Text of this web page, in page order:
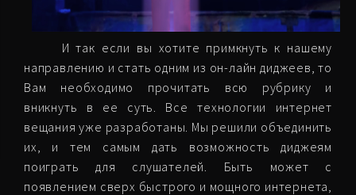
И так если вы хотите примкнуть к нашему
направлению и стать одним из он-лайн диджеев, то
Вам необходимо прочитать всю рубрику и
вникнуть в ее суть. Все технологии интернет
вещания уже разработаны. Мы решили объединить
их, и тем самым дать возможность диджеям
поиграть для слушателей. Быть может с
появлением сверх быстрого и мощного интернета,